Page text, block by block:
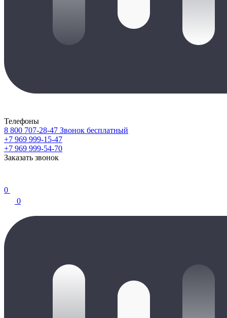
Телефоны
8 800 707-28-47 Звонок бесплатный
+7 969 999-15-47
+7 969 999-54-70
Заказать звонок
0
0